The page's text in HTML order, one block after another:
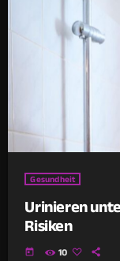
Gesundheit
Urinieren
Risiken
today 10